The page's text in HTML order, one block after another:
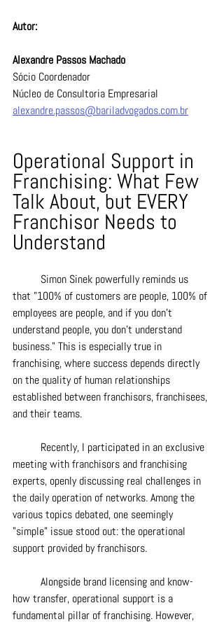
Autor:
Alexandre Passos Machado
Sócio Coordenador
Núcleo de Consultoria Empresarial
alexandre.passos@bariladvogados.com.br
Operational Support in
Franchising: What Few
Talk About, but EVERY
Franchisor Needs to
Understand
that "100% of customers are people, 100% of
employees are people, and if you don't
understand people, you don't understand
business." This is especially true in
franchising, where success depends directly
on the quality of human relationships
established between franchisors, franchisees,
and their teams.
meeting with franchisors and franchising
experts, openly discussing real challenges in
the daily operation of networks. Among the
various topics debated, one seemingly
"simple" issue stood out: the operational
support provided by franchisors.
how transfer, operational support is a
fundamental pillar of franchising. However,